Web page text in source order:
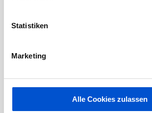
Statistiken
Marketing
Alle Cookies zulassen
September 2019